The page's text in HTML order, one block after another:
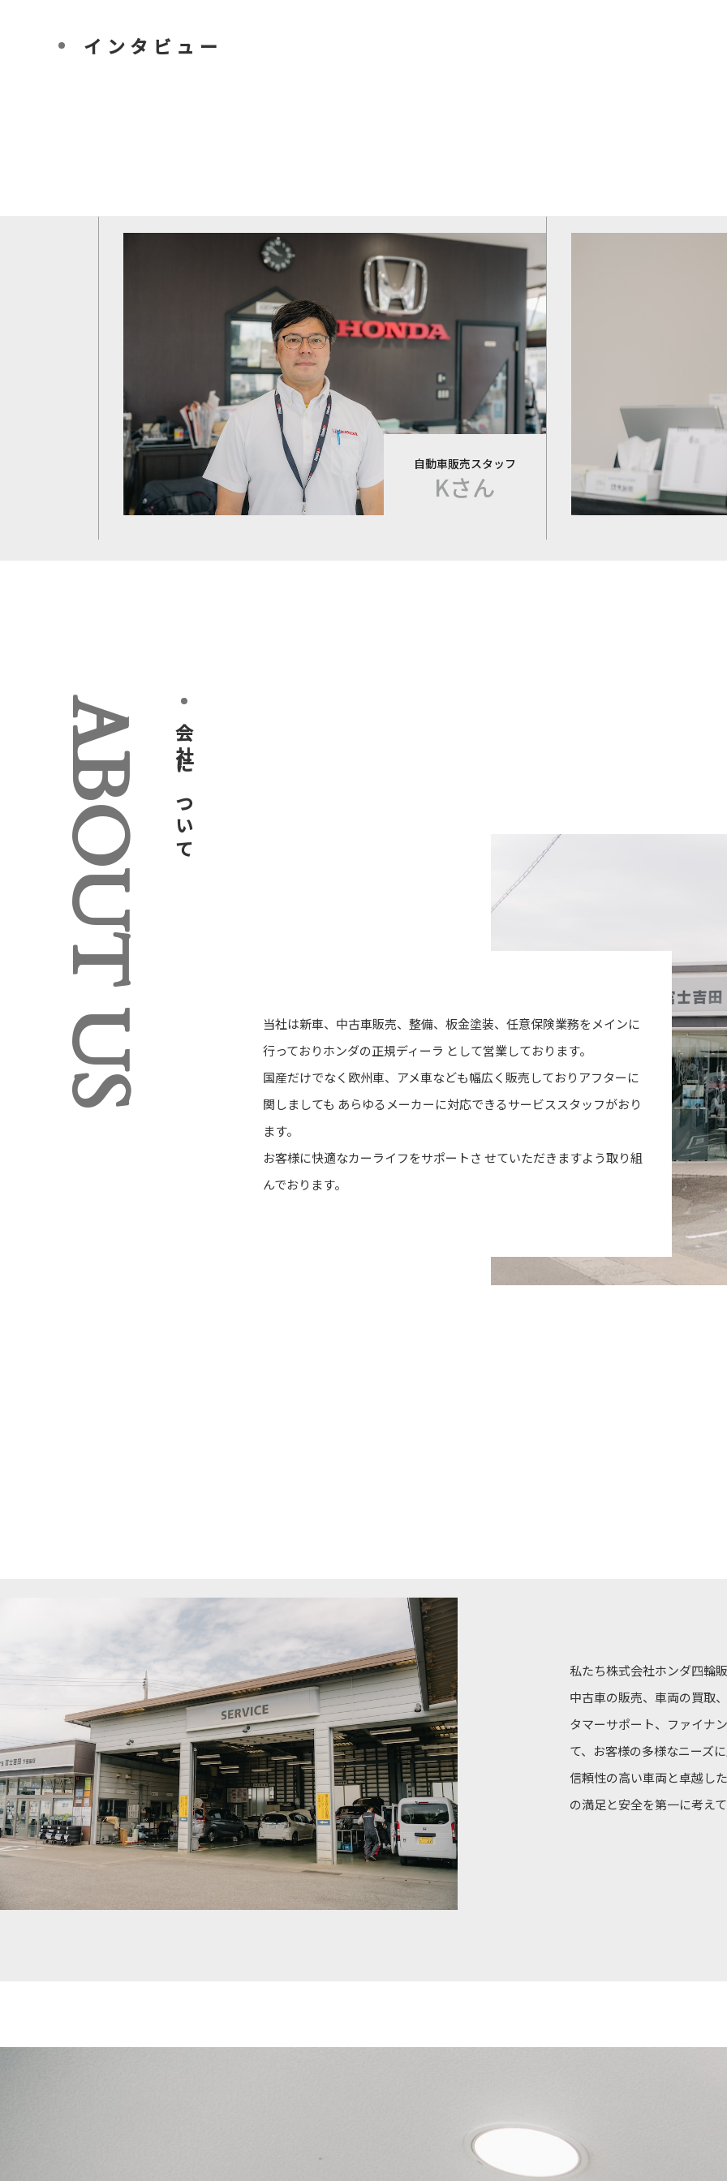
インタビュー
自動車販売スタッフ
Kさん
ABOUT US 会社について
当社は新車、中古車販売、整備、板金塗装、任意保険業務をメインに
行っておりホンダの正規ディーラ として営業しております。
国産だけでなく欧州車、アメ車なども幅広く販売しておりアフターに
関しましても あらゆるメーカーに対応できるサービススタッフがおり
ます。
お客様に快適なカーライフをサポートさ せていただきますよう取り組
んでおります。
私たち株式会社ホンダ四輪
中古車の販売、車両の買取
タマーサポート、ファイナ
て、お客様の多様なニーズ
信頼性の高い車両と卓越し
の満足と安全を第一に考え